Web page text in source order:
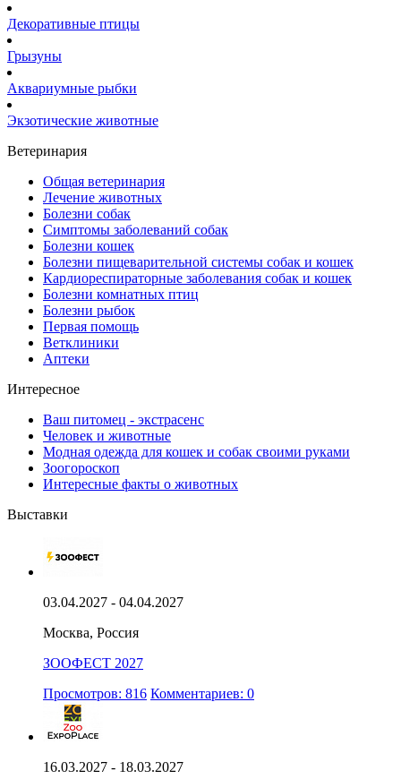
Декоративные птицы
Грызуны
Аквариумные рыбки
Экзотические животные
Ветеринария
Общая ветеринария
Лечение животных
Болезни собак
Симптомы заболеваний собак
Болезни кошек
Болезни пищеварительной системы собак и кошек
Кардиореспираторные заболевания собак и кошек
Болезни комнатных птиц
Болезни рыбок
Первая помощь
Ветклиники
Аптеки
Интересное
Ваш питомец - экстрасенс
Человек и животные
Модная одежда для кошек и собак своими руками
Зоогороскоп
Интересные факты о животных
Выставки
03.04.2027 - 04.04.2027
Москва, Россия
ЗООФЕСТ 2027
Просмотров: 816 Комментариев: 0
16.03.2027 - 18.03.2027